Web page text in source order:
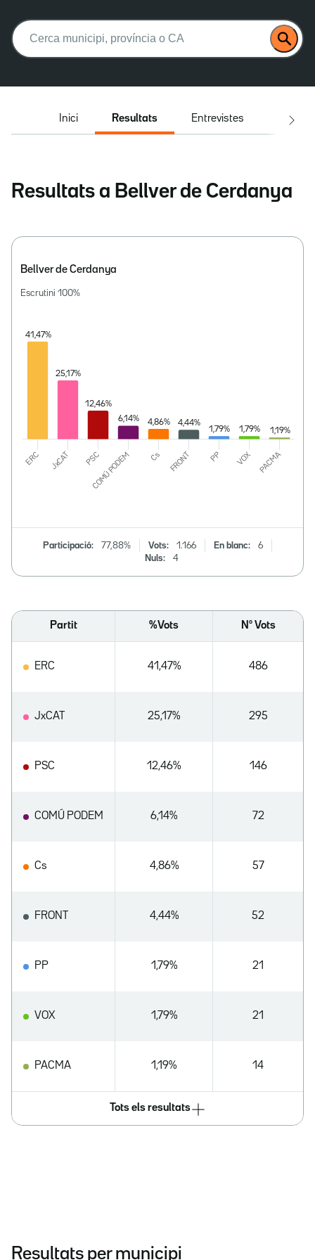
Buscar:
Inici Resultats Entrevistes El
Resultats a Bellver de Cerdanya
Bellver de Cerdanya
Escrutini 100%
Participació: 77,88% Vots: 1.166 En blanc:
6
Nuls:
4
Partit %Vots Nº Vots
ERC 41,47% 486
JxCAT 25,17% 295
PSC 12,46% 146
COMÚ PODEM 6,14% 72
Cs 4,86% 57
FRONT 4,44% 52
PP 1,79% 21
VOX 1,79% 21
PACMA 1,19% 14
Tots els resultats
Resultats per municipi